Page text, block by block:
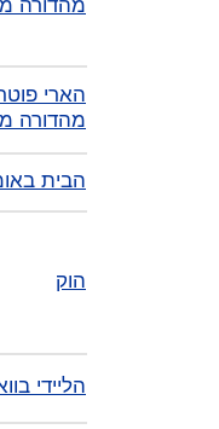
מהדורה
הארי
מהדורה
הבית
הוק
הליידי